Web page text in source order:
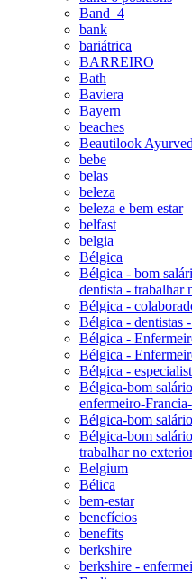
Band_4
bank
bariátrica
BARREIRO
Bath
Baviera
Bayern
beaches
Beautilook
bebe
belas
beleza
beleza e bem estar
belfast
belgia
Bélgica
Bélgica - bom
dentista - trabalhar
Bélgica -
Bélgica - dentistas
Bélgica -
Bélgica -
Bélgica -
Bélgica-bom
enfermeiro-
Bélgica-bom
Bélgica-bom
trabalhar no
Belgium
Bélica
bem-estar
benefícios
benefits
berkshire
berkshire -